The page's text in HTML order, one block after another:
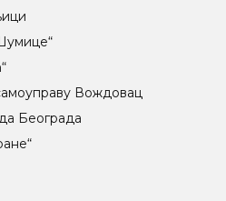
Вождовац
Београда